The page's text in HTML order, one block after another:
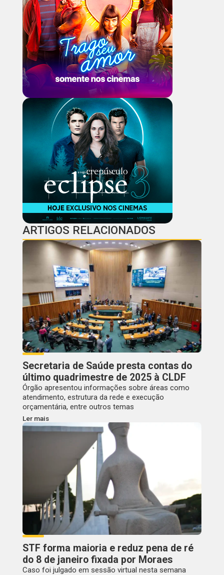
ARTIGOS RELACIONADOS
Secretaria de Saúde presta contas do
último quadrimestre de 2025 à CLDF
Órgão apresentou informações sobre áreas como
atendimento, estrutura da rede e execução
orçamentária, entre outros temas
Ler mais
STF forma maioria e reduz pena de ré
do 8 de janeiro fixada por Moraes
Caso foi julgado em sessão virtual nesta semana